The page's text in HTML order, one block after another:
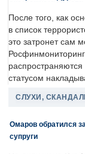
После того, как
в список
это затронет сам
распространяются
статусом
СЛУХИ,
Омаров обратился
супруги